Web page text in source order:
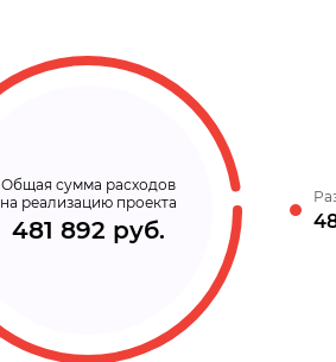
Общая сумма расходов
на реализацию проекта
481 892 руб.